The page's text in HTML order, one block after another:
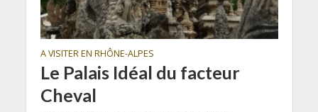
A VISITER EN RHÔNE-ALPES
Le Palais Idéal du facteur
Cheval